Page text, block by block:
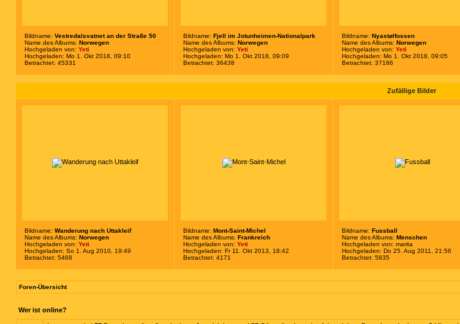
Bildname: Vestredalsvatnet an der Straße 50
Name des Albums: Norwegen
Hochgeladen von: Yeti
Hochgeladen: Mo 1. Okt 2018, 09:10
Betrachtet: 45331
Bildname: Fjell im Jotunheimen-Nationalpark
Name des Albums: Norwegen
Hochgeladen von: Yeti
Hochgeladen: Mo 1. Okt 2018, 09:09
Betrachtet: 36438
Bildname: Nyastølfossen
Name des Albums: Norwegen
Hochgeladen von: Yeti
Hochgeladen: Mo 1. Okt 2018, 09:05
Betrachtet: 37186
Zufällige Bilder
Bildname: Wanderung nach Uttakleif
Name des Albums: Norwegen
Hochgeladen von: Yeti
Hochgeladen: So 1. Aug 2010, 19:49
Betrachtet: 5468
Bildname: Mont-Saint-Michel
Name des Albums: Frankreich
Hochgeladen von: Yeti
Hochgeladen: Fr 11. Okt 2013, 18:42
Betrachtet: 4171
Bildname: Fussball
Name des Albums: Menschen
Hochgeladen von: marita
Hochgeladen: Do 25. Aug 2011, 21:56
Betrachtet: 5835
Foren-Übersicht
Wer ist online?